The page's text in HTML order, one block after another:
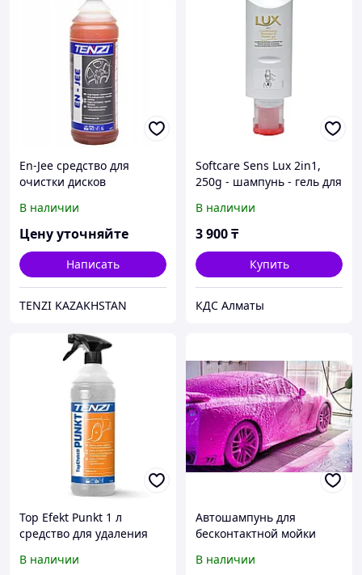
En-Jee средство для
очистки дисков
В наличии
Цену уточняйте
Написать
TENZI KAZAKHSTAN
Softcare Sens Lux 2in1,
250g - шампунь - гель для
В наличии
3 900₸
Купить
КДС Алматы
Top Efekt Punkt 1 л
средство для удаления
В наличии
Автошампунь для
бесконтактной мойки
20кг
В наличии